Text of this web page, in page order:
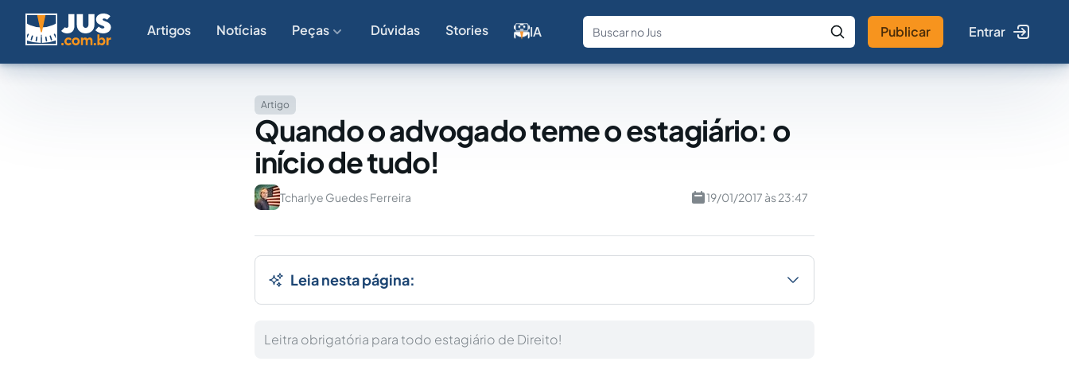
Artigos Notícias Peças Dúvidas Stories IA
Fale com a IA Buscar no Jus
Publicar Entrar
Artigo
Quando o advogado teme o estagiário: o
início de tudo!
Tcharlye Guedes Ferreira 19/01/2017 às 23:47
Leia nesta página:
Leitra obrigatória para todo estagiário de Direito!